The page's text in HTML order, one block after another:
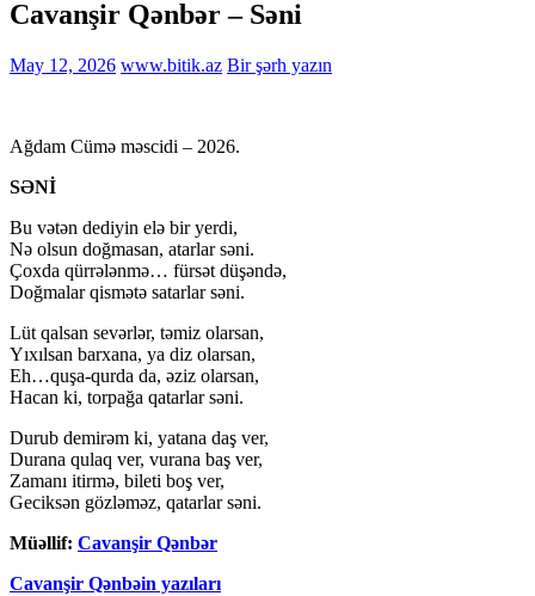
Cavanşir Qənbər – Səni
May 12, 2026 www.bitik.az Bir şərh yazın
Ağdam Cümə məscidi – 2026.
SƏNİ
Bu vətən dediyin elə bir yerdi,
Nə olsun doğmasan, atarlar səni.
Çoxda qürrələnmə… fürsət düşəndə,
Doğmalar qismətə satarlar səni.
Lüt qalsan sevərlər, təmiz olarsan,
Yıxılsan barxana, ya diz olarsan,
Eh…quşa-qurda da, əziz olarsan,
Hacan ki, torpağa qatarlar səni.
Durub demirəm ki, yatana daş ver,
Durana qulaq ver, vurana baş ver,
Zamanı itirmə, bileti boş ver,
Geciksən gözləməz, qatarlar səni.
Müəllif: Cavanşir Qənbər
Cavanşir Qənbəin yazıları